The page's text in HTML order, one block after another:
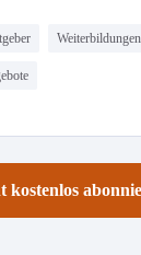
Weiterbildungen
kostenlos